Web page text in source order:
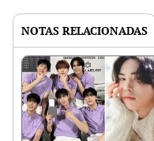
NOTAS RELACIONADAS